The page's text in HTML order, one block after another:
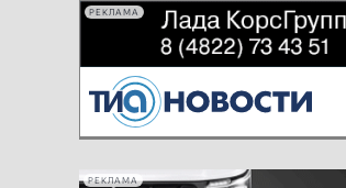
РЕКЛАМА
РЕКЛАМА